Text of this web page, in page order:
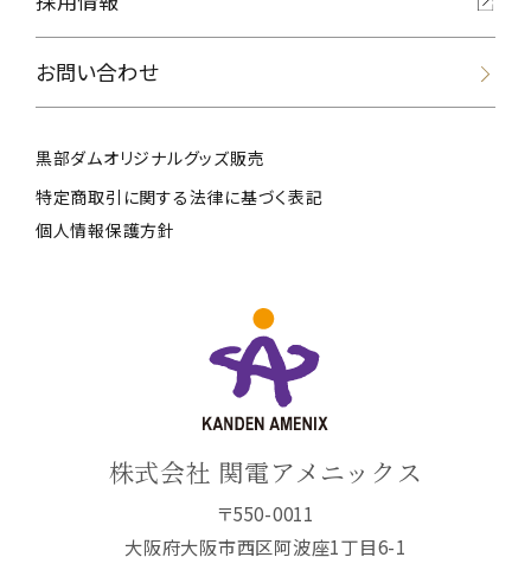
株式会社 関電アメニックス
〒550-0011
大阪府大阪市西区阿波座1丁目6-1
お問い合わせ
黒部ダムオリジナルグッズ販売
特定商取引に関する法律に基づく表記
個人情報保護方針